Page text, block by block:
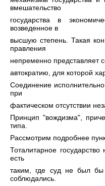
вмешательство
государства в
возведенное в
высшую степень. Такая
правления
непременно представляет
автократию, для которой
Соединение
при
фактическом отсутствии
Принцип "вождизма",
типа.
Рассмотрим подробнее
Тоталитарное
есть
таким, где суд не был бы
соблюдались.